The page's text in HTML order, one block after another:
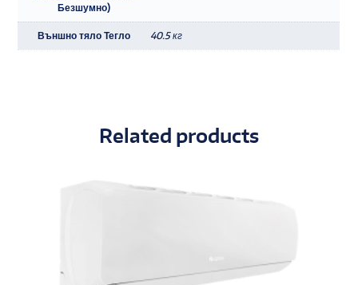
Безшумно)
Външно тяло Тегло 40.5 кг
Related products